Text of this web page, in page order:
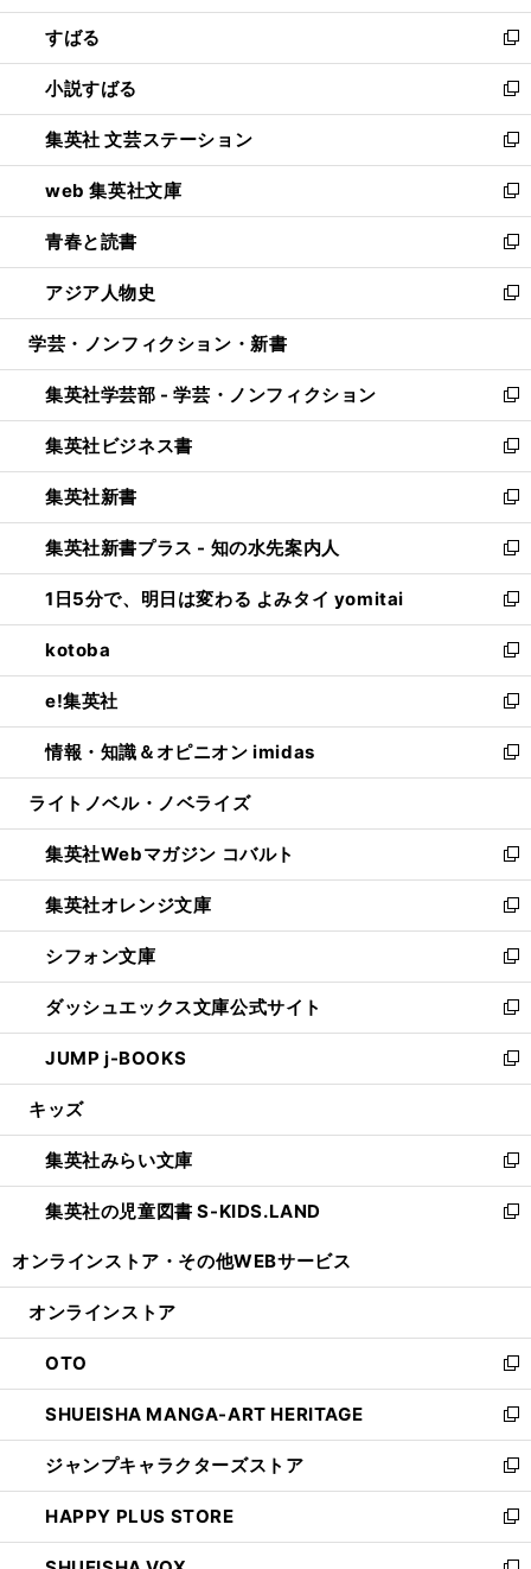
開
く
ウ
で
開
く
ン
ド
ウ
で
開
く
すばる
新
し
い
ウ
ィ
ン
ド
ウ
で
開
く
小説すばる
新
し
い
ウ
ィ
ン
ド
ウ
で
開
集英社 文芸ステーション
新
し
い
ウ
ィ
ン
ド
ウ
開
く
web 集英社文庫
新
し
い
ウ
ィ
ン
ウ
で
開
く
青春と読書
新
し
い
ウ
ン
ド
ウ
で
開
く
アジア人物史
新
し
ウ
ィ
ン
ド
ウ
で
開
く
学芸・ノンフィクション・新書
集英社学芸部 - 学芸・ノンフィクション
新
し
い
ウ
ィ
ン
ド
ウ
で
開
く
集英社ビジネス書
新
し
い
ウ
ィ
ン
ド
ウ
で
開
く
集英社新書
新
し
い
ウ
ィ
ン
ド
ウ
で
開
く
集英社新書プラス - 知の水先案内人
新
し
い
ウ
ィ
ン
ド
ウ
で
開
1日5分で、明日は変わる よみタイ yomitai
新
し
い
ウ
ィ
ン
ド
ウ
開
く
kotoba
新
し
い
ウ
ィ
ン
ウ
で
開
く
e!集英社
新
し
い
ウ
ン
ド
ウ
で
開
く
情報・知識＆オピニオン imidas
新
し
ウ
ィ
ン
ド
ウ
で
開
く
ライトノベル・ノベライズ
集英社Webマガジン コバルト
新
し
い
ウ
ィ
ン
ド
ウ
で
開
集英社オレンジ文庫
新
し
い
ウ
ィ
ン
ド
ウ
開
く
シフォン文庫
新
し
い
ウ
ィ
ン
ウ
で
開
く
ダッシュエックス文庫公式サイト
新
し
い
ウ
ン
ド
ウ
で
JUMP j-BOOKS
新
し
ウ
ィ
ン
ド
開
キッズ
集英社みらい文庫
新
し
い
ン
ウ
で
開
く
集英社の児童図書 S-KIDS.LAND
新
ウ
ン
ド
ウ
で
開
く
オンラインストア・ その他WEBサービス
オンラインストア
OTO
新
し
い
ウ
ィ
ン
ド
ウ
SHUEISHA MANGA-ART HERITAGE
新
し
い
ウ
ィ
ン
ジャンプキャラクターズストア
新
し
い
ウ
HAPPY PLUS STORE
新
し